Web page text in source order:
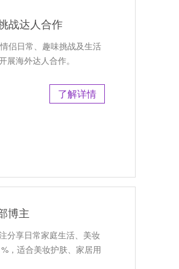
战达人合作
侣日常、趣味挑战及生活
海外达人合作。
了解详情
博主
分享日常家庭生活、美妆
，适合美妆护肤、家居用